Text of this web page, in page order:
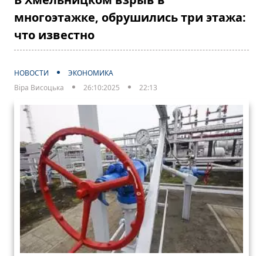
многоэтажке, обрушились три этажа:
что известно
НОВОСТИ
ЭКОНОМИКА
Віра Висоцька
26:10:2025 22:13